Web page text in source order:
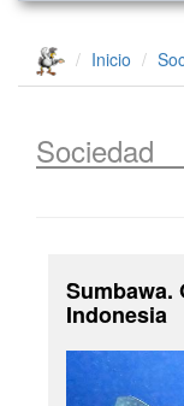
Inicio
Sociedad
Sumbawa.
Indonesia